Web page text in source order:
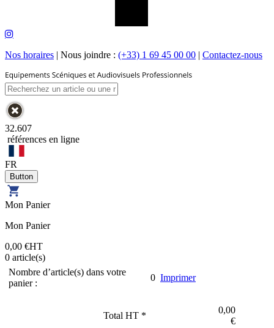
Nos horaires | Nous joindre : (+33) 1 69 45 00 00 | Contactez-nous
32.607
références en ligne
FR
Mon Panier
Mon Panier
0,00 €HT
0 article(s)
Nombre d’article(s) dans votre
panier :
0 Imprimer
Total HT *
0,00
€